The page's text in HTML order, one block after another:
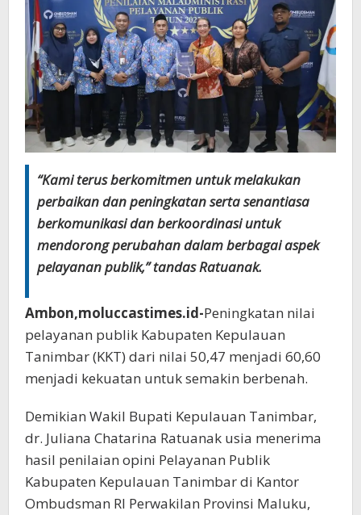
“Kami terus berkomitmen untuk melakukan
perbaikan dan peningkatan serta senantiasa
berkomunikasi dan berkoordinasi untuk
mendorong perubahan dalam berbagai aspek
pelayanan publik,” tandas Ratuanak.
Ambon,moluccastimes.id-Peningkatan nilai
pelayanan publik Kabupaten Kepulauan
Tanimbar (KKT) dari nilai 50,47 menjadi 60,60
menjadi kekuatan untuk semakin berbenah.
Demikian Wakil Bupati Kepulauan Tanimbar,
dr. Juliana Chatarina Ratuanak usia menerima
hasil penilaian opini Pelayanan Publik
Kabupaten Kepulauan Tanimbar di Kantor
Ombudsman RI Perwakilan Provinsi Maluku,